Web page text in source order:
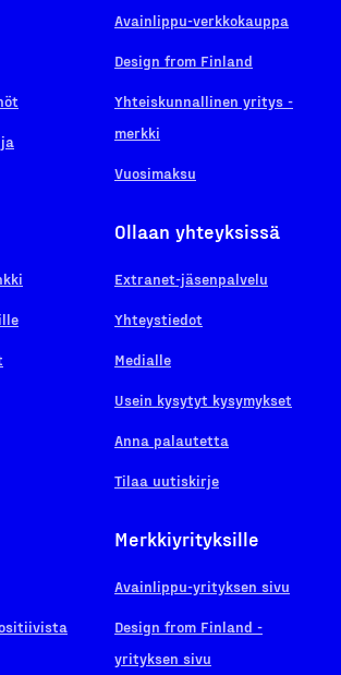
Avainlippu-verkkokauppa
Design from Finland
Yhteiskunnallinen yritys -
merkki
Vuosimaksu
Ollaan yhteyksissä
Extranet-jäsenpalvelu
Yhteystiedot
Medialle
Usein kysytyt kysymykset
Anna palautetta
Tilaa uutiskirje
Merkkiyrityksille
Avainlippu-yrityksen sivu
Design from Finland -
yrityksen sivu